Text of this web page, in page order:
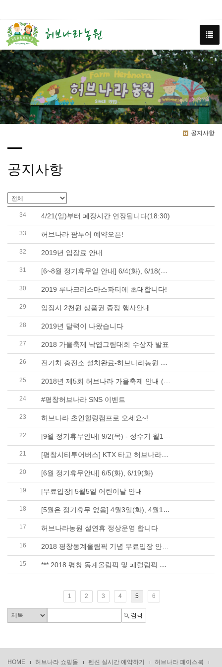
공지사항
공지사항
34 4/21(일)부터 폐장시간 연장됩니다(18:30)
33 허브나라 팜투어 예약오픈!
32 2019년 입장료 안내
31 [6~8월 정기휴무일 안내] 6/4(화), 6/18(화), 7/2(화..
30 2019 루나크리스마스파티에 초대합니다!
29 입장시 2천원 상품권 증정 행사안내
28 2019년 달력이 나왔습니다
27 2018 가을축제 낙엽그림대회 수상자 발표
26 전기차 충전소 설치완료-허브나라농원 정문주차장(18..
25 2018년 제5회 허브나라 가을축제 안내 ( 10. 6 ~ 14 )
24 #평창허브나라 SNS 이벤트
23 허브나라 초인힐링캠프로 오세요~!
22 [9월 정기휴무안내] 9/2(목) - 성수기 월1회 휴무
21 [평창시티투어버스] KTX 타고 허브나라로 여행오세요 ..
20 [6월 정기휴무안내] 6/5(화), 6/19(화)
19 [무료입장] 5월5일 어린이날 안내
18 [5월은 정기휴무 없음] 4월3일(화), 4월17일(화) 정기..
17 허브나라농원 설연휴 정상운영 합니다
16 2018 평창동계올림픽 기념 무료입장 안내 (2월 한달간..
15 *** 2018 평창 동계올림픽 및 패럴림픽 대회정보 ***
1 2 3 4 5 6
HOME 허브나라 쇼핑몰 펜션 실시간 예약하기 허브나라 페이스북